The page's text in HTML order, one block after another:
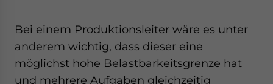
Bei einem Produktionsleiter wäre es unter
anderem wichtig, dass dieser eine
möglichst hohe Belastbarkeitsgrenze hat
und mehrere Aufgaben gleichzeitig